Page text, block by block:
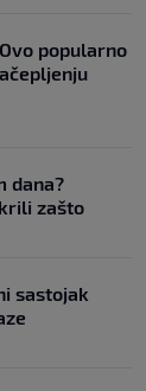
popularno
dana?
zašto
sastojak